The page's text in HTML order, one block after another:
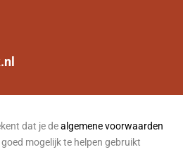
dat je dealgemene voorwaarden
mogelijk te helpen gebruikt